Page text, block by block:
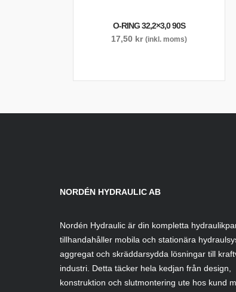
O-RING 32,2×3,0 90S
17,50 kr (inkl. moms)
NORDÉN HYDRAULIC AB
Nordén Hydraulic är din kompletta
tillhandahåller mobila och stationära
aggregat och skräddarsydda lösningar till
industri. Detta täcker hela kedjan från design,
konstruktion och slutmontering ute hos kund